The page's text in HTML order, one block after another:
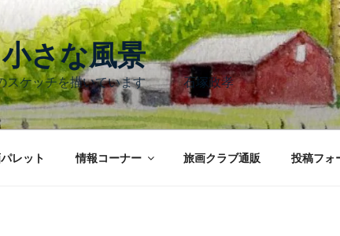
小さな風景
のスケッチを描いています 石塚政孝
レット 情報コーナー 旅画クラブ通販 投稿フォ